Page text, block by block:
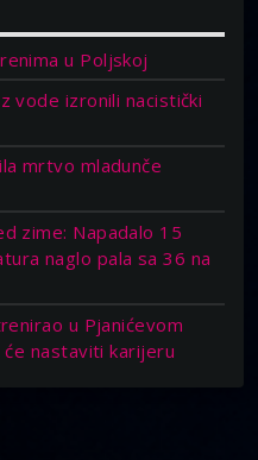
u Poljskoj
vode izronili nacistički
mrtvo mladunče
zime: Napadalo 15
naglo pala sa 36 na
u Pjanićevom
nastaviti karijeru